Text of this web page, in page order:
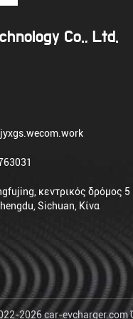
Co., Ltd.
κεντρικός δρόμος 5
Sichuan, Κίνα
2026 car-evcharger.com